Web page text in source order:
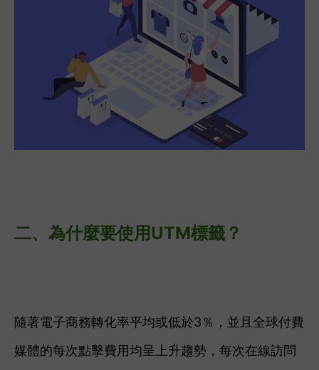
二、 為什麼要使用UTM標籤？
隨著電子商務轉化率平均或低於3％，並且全球付費
媒體的每次點擊費用均呈上升趨勢，每次在線訪問